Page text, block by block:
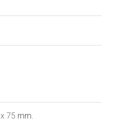
x 75 mm.